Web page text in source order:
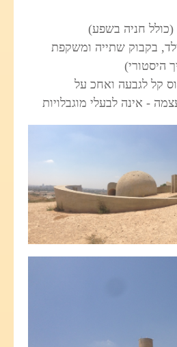
(כולל חניה בשפע)
בקבוק שתייה ומשקפת
היסטורי)
קל לגבעה ואחכ על
- אינה לבעלי מוגבלויות